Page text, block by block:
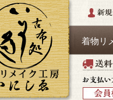
着物リ